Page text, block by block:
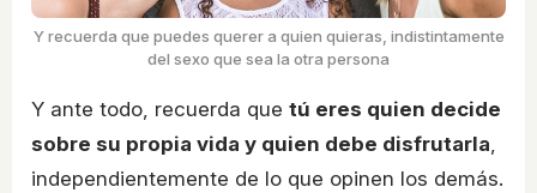
Y recuerda que puedes querer a quien quieras, indistintamente
del sexo que sea la otra persona
Y ante todo, recuerda que tú eres quien decide
sobre su propia vida y quien debe disfrutarla,
independientemente de lo que opinen los demás.